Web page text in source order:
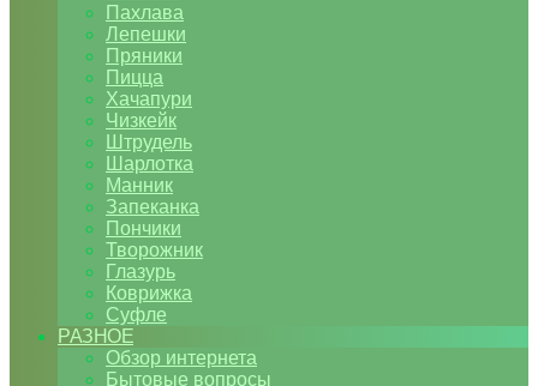
Пахлава
Лепешки
Пряники
Пицца
Хачапури
Чизкейк
Штрудель
Шарлотка
Манник
Запеканка
Пончики
Творожник
Глазурь
Коврижка
Суфле
РАЗНОЕ
Обзор интернета
Бытовые вопросы